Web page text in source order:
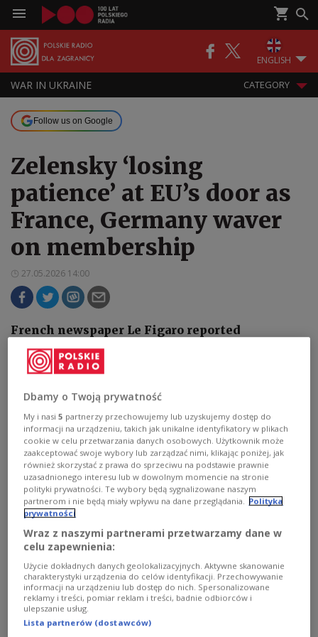
ENGLISH
WAR IN UKRAINE CATEGORY
Follow us on Google
Zelensky ‘losing
patience’ at EU’s door as
France, Germany waver
on membership
27.05.2026 14:00
French newspaper Le Figaro reported
Wednesday that EU divisions over Ukrainian
membership are deepening, with France and
that Hungary's longstanding veto has been
lifted.
FILE PHOTO: German Chancellor Friedrich Merz and Ukrainian President
Dbamy o Twoją prywatność
My i nasi5 partnerzy przechowujemy lub uzyskujemy dostęp do
informacji na urządzeniu, takich jak unikalne identyfikatory w plikach
cookie w celu przetwarzania danych osobowych. Użytkownik może
zaakceptować swoje wybory lub zarządzać nimi, klikając poniżej, jak
również skorzystać z prawa do sprzeciwu na podstawie prawnie
uzasadnionego interesu lub w dowolnym momencie na stronie
polityki prywatności. Te wybory będą sygnalizowane naszym
partnerom i nie będą miały wpływu na dane przeglądania. Polityka
prywatności
Wraz z naszymi partnerami przetwarzamy dane w
celu zapewnienia:
Użycie dokładnych danych geolokalizacyjnych. Aktywne skanowanie
charakterystyki urządzenia do celów identyfikacji. Przechowywanie
informacji na urządzeniu lub dostęp do nich. Spersonalizowane
reklamy i treści, pomiar reklam i treści, badnie odbiorców i
ulepszanie usług.
Lista partnerów (dostawców)